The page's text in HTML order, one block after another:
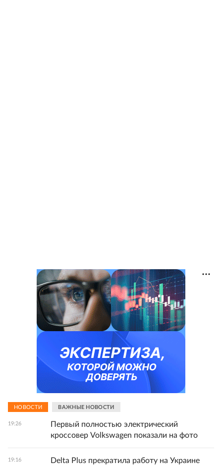
НОВОСТИ ВАЖНЫЕ НОВОСТИ
19:26
Первый полностью электрический
кроссовер Volkswagen показали на фото
19:16
Delta Plus прекратила работу на Украине